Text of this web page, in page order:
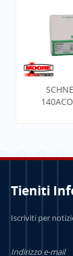
Tieniti
Iscriviti per